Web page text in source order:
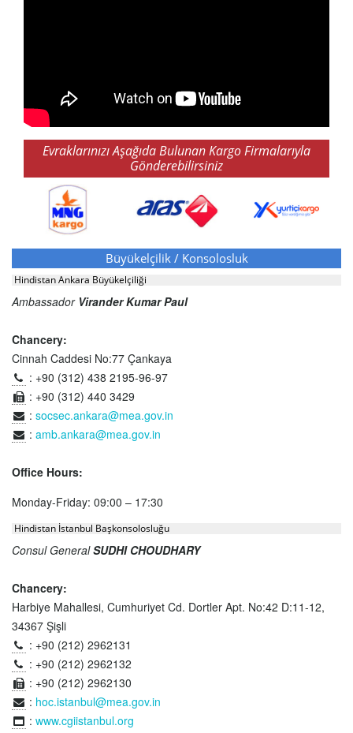
Evraklarınızı Aşağıda Bulunan Kargo Firmalarıyla
Gönderebilirsiniz
Büyükelçilik / Konsolosluk
Hindistan Ankara Büyükelçiliği
Ambassador Virander Kumar Paul
Chancery:
Cinnah Caddesi No:77 Çankaya
: +90 (312) 438 2195-96-97
: +90 (312) 440 3429
: socsec.ankara@mea.gov.in
: amb.ankara@mea.gov.in
Office Hours:
Monday-Friday: 09:00 – 17:30
Hindistan İstanbul Başkonsolosluğu
Consul GeneralSUDHI CHOUDHARY
Chancery:
Harbiye Mahallesi, Cumhuriyet Cd. Dortler Apt. No:42 D:11-12,
34367 Şişli
: +90 (212) 2962131
: +90 (212) 2962132
: +90 (212) 2962130
: hoc.istanbul@mea.gov.in
: www.cgiistanbul.org